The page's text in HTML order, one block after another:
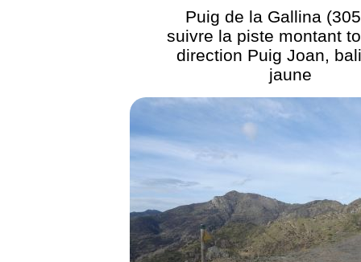
Puig de la Gallina
suivre la piste montant
direction Puig Joan,
jaune